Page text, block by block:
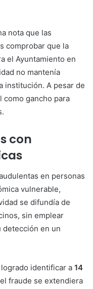
nota que las
comprobar que la
el Ayuntamiento en
no mantenía
institución. A pesar de
como gancho para
con
en personas
vulnerable,
se difundía de
sin emplear
detección en un
identificar a 14
fraude se extendiera